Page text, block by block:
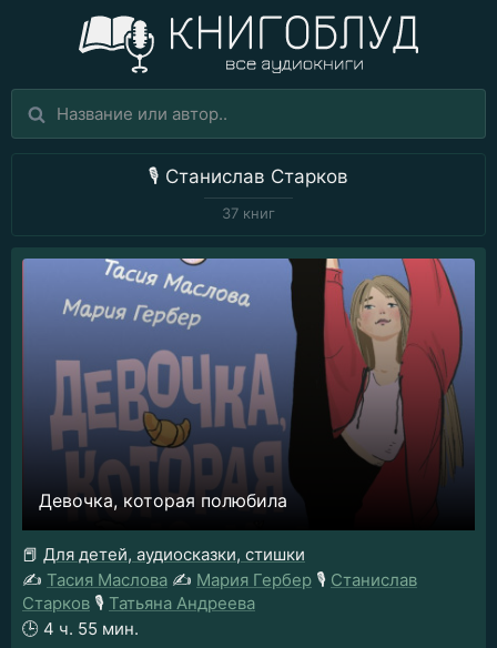
🎙️ Станислав Старков
37 книг
Девочка, которая полюбила
📕 Для детей, аудиосказки, стишки
✍️ Тасия Маслова ✍️ Мария Гербер 🎙️ Станислав
Старков 🎙️ Татьяна Андреева
🕒 4 ч. 55 мин.